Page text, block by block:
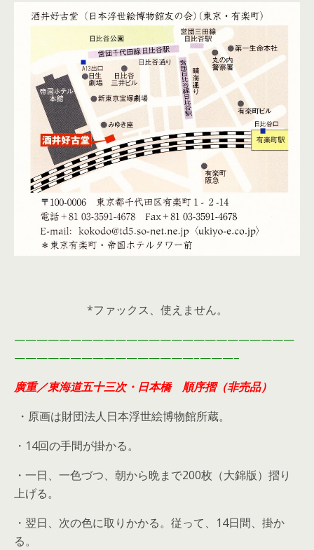
*ファックス、使えません。
—————————————————————————
————————————————–———–
廣重／東海道五十三次・日本橋 順序摺（非売品）
・原画は財団法人日本浮世絵博物館所蔵。
・14回の手間が掛かる。
・一日、一色づつ、朝から晩まで200枚（大錦版）摺り
上げる。
・翌日、次の色に取りかかる。従って、14日間、掛か
る。